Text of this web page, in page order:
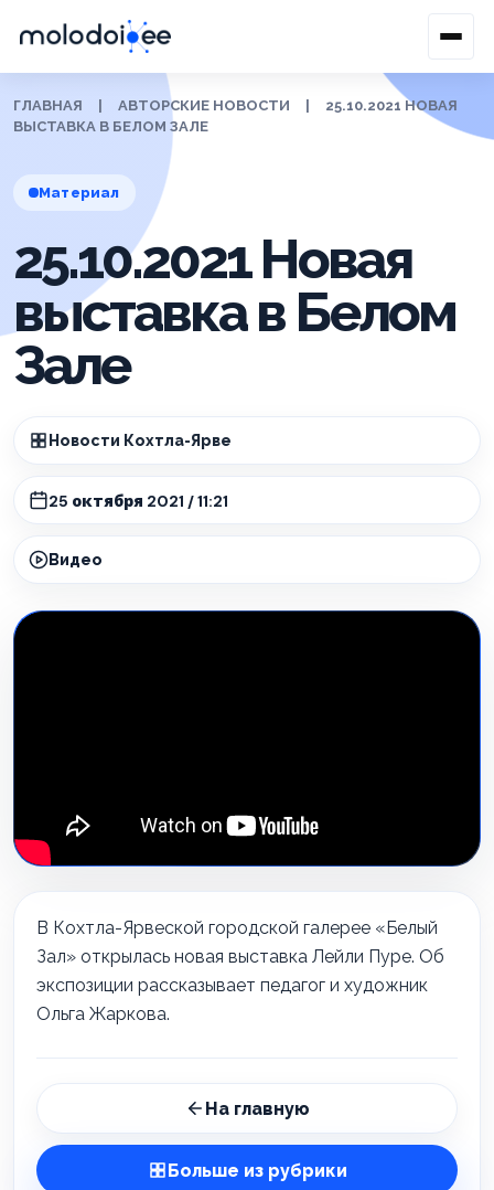
ГЛАВНАЯ АВТОРСКИЕ НОВОСТИ
25.10.2021 НОВАЯ
ВЫСТАВКА В БЕЛОМ ЗАЛЕ
Материал
25.10.2021 Новая
выставка в Белом
Зале
Новости Кохтла-Ярве
25 октября 2021 / 11:21
Видео
В Кохтла-Ярвеской городской галерее «Белый
Зал» открылась новая выставка Лейли Пуре. Об
экспозиции рассказывает педагог и художник
Ольга Жаркова.
На главную
Больше из рубрики